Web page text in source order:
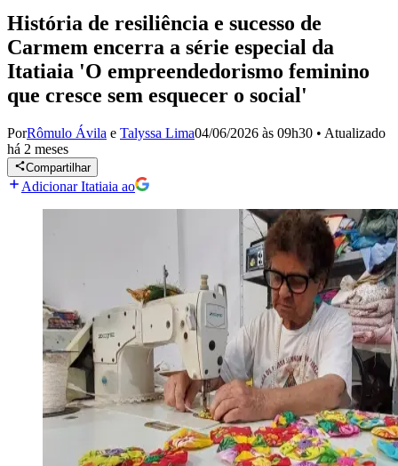
História de resiliência e sucesso de
Carmem encerra a série especial da
Itatiaia 'O empreendedorismo feminino
que cresce sem esquecer o social'
PorRômulo Ávila e Talyssa Lima04/06/2026 às 09h30 • Atualizado
há 2 meses
Compartilhar
Adicionar Itatiaia ao